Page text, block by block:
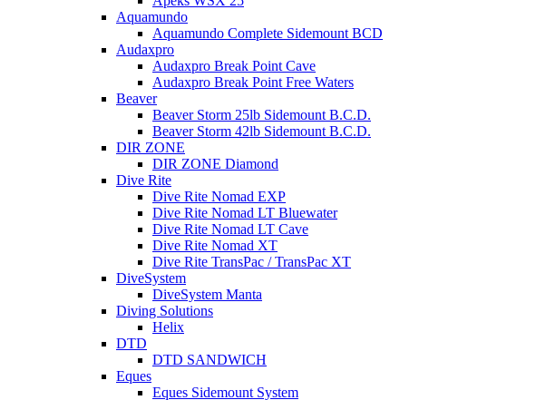
Aquamundo
Aquamundo Complete Sidemount BCD
Audaxpro
Audaxpro Break Point Cave
Audaxpro Break Point Free Waters
Beaver
Beaver Storm 25lb Sidemount B.C.D.
Beaver Storm 42lb Sidemount B.C.D.
DIR ZONE
DIR ZONE Diamond
Dive Rite
Dive Rite Nomad EXP
Dive Rite Nomad LT Bluewater
Dive Rite Nomad LT Cave
Dive Rite Nomad XT
Dive Rite TransPac / TransPac XT
DiveSystem
DiveSystem Manta
Diving Solutions
Helix
DTD
DTD SANDWICH
Eques
Eques Sidemount System